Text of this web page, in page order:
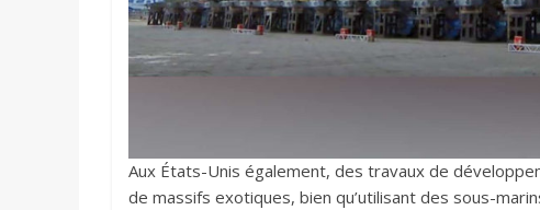
Aux États-Unis également, des travaux de
de massifs exotiques, bien qu’utilisant des sous-